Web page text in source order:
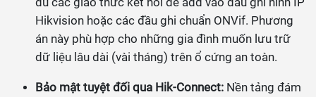
Hikvision hoặc các đầu ghi chuẩn ONVif. Phương
án này phù hợp cho những gia đình muốn lưu trữ
dữ liệu lâu dài (vài tháng) trên ổ cứng an toàn.
Bảo mật tuyệt đối qua Hik-Connect: Nền tảng đám